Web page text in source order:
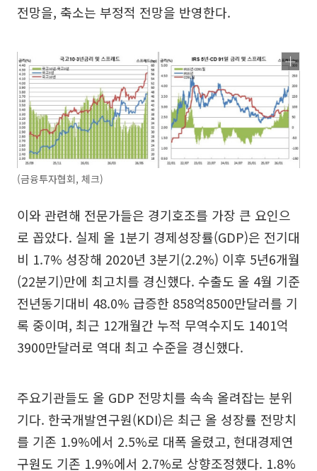
전망을, 축소는 부정적 전망을 반영한다.
(금융투자협회, 체크)
이와 관련해 전문가들은 경기호조를 가장 큰 요인으
로 꼽았다. 실제 올 1분기 경제성장률(GDP)은 전기대
비 1.7% 성장해 2020년 3분기(2.2%) 이후 5년6개월
(22분기)만에 최고치를 경신했다. 수출도 올 4월 기준
전년동기대비 48.0% 급증한 858억8500만달러를 기
록 중이며, 최근 12개월간 누적 무역수지도 1401억
3900만달러로 역대 최고 수준을 경신했다.
주요기관들도 올 GDP 전망치를 속속 올려잡는 분위
기다. 한국개발연구원(KDI)은 최근 올 성장률 전망치
를 기존 1.9%에서 2.5%로 대폭 올렸고, 현대경제연
구원도 기존 1.9%에서 2.7%로 상향조정했다. 1.8%